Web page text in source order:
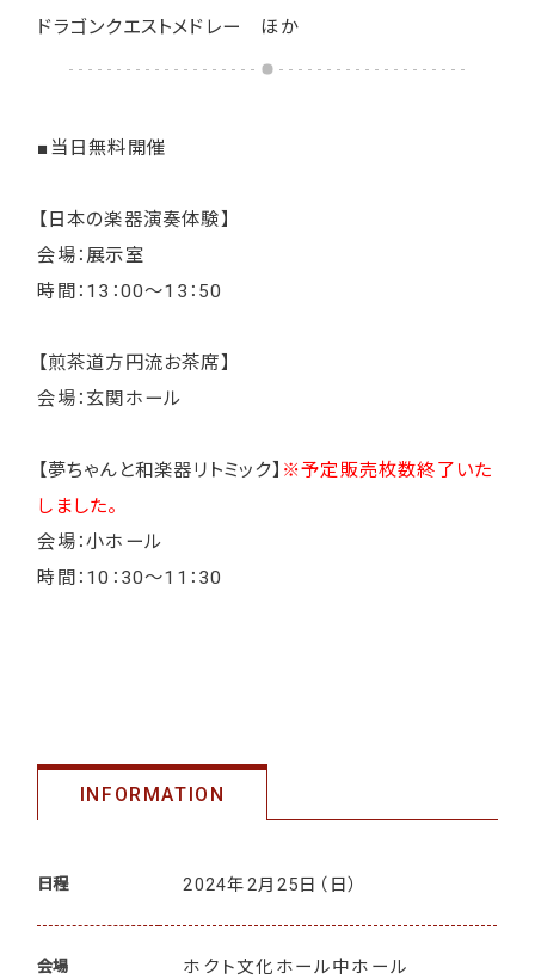
ドラゴンクエストメドレー ほか
■当日無料開催
【日本の楽器演奏体験】
会場：展示室
時間：13：00～13：50
【煎茶道方円流お茶席】
会場：玄関ホール
【夢ちゃんと和楽器リトミック】 ※予定販売枚数終了いた
しました。
会場：小ホール
時間：10：30～11：30
INFORMATION
日程 2024年2月25日 （日）
会場 ホクト文化ホール中ホール